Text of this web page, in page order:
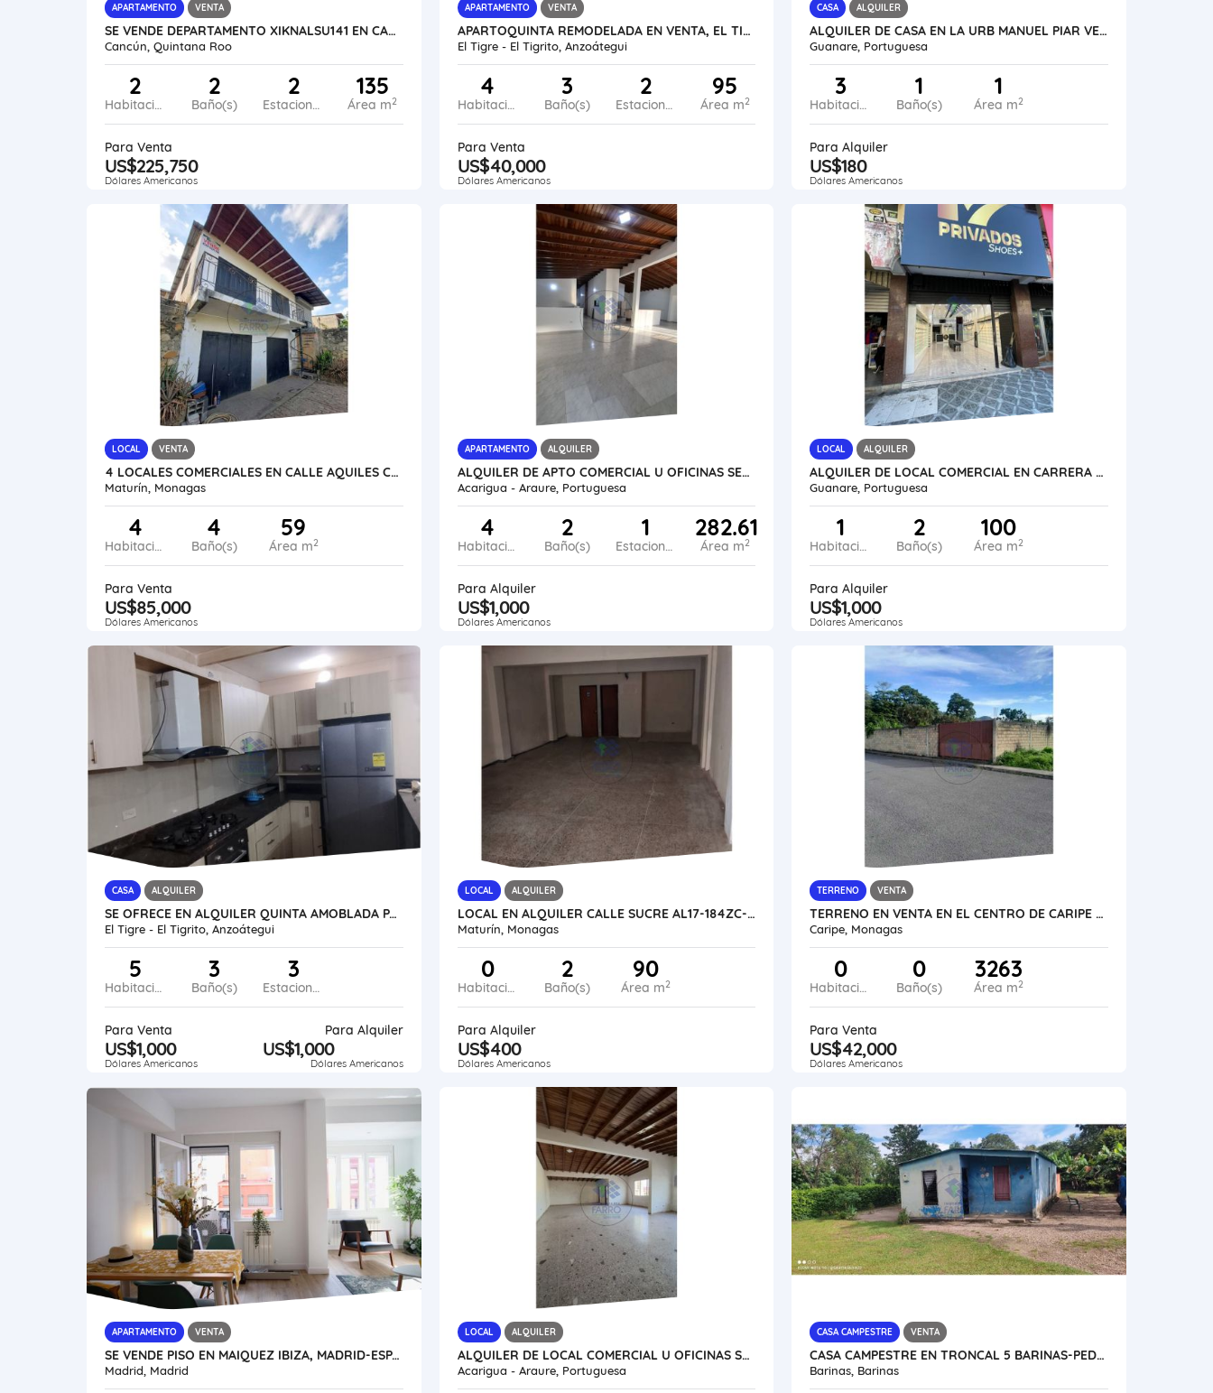
APARTAMENTO VENTA
SE VENDE DEPARTAMENTO XIKNALSU141 EN CANCÚN MÉXICO VE02-415MEX-CO
Cancún, Quintana Roo
2
Habitaciones
2
Baño(s)
2
Estacionamiento
135
Área m2
Para Venta
US$225,750
Dólares Americanos
APARTAMENTO VENTA
APARTOQUINTA REMODELADA EN VENTA, EL TIGRE VE53-0057-SMED
El Tigre - El Tigrito, Anzoátegui
4
Habitaciones
3
Baño(s)
2
Estacionamiento
95
Área m2
Para Venta
US$40,000
Dólares Americanos
CASA ALQUILER
ALQUILER DE CASA EN LA URB MANUEL PIAR VE21-301MP-AMEN
Guanare, Portuguesa
3
Habitaciones
1
Baño(s)
1
Área m2
Para Alquiler
US$180
Dólares Americanos
LOCAL VENTA
4 LOCALES COMERCIALES EN CALLE AQUILES CEDEÑO TIPURO VE13-124ST-LFAJ
Maturín, Monagas
4
Habitaciones
4
Baño(s)
59
Área m2
Para Venta
US$85,000
Dólares Americanos
APARTAMENTO ALQUILER
ALQUILER DE APTO COMERCIAL U OFICINAS SECTOR CENTRO VE24-071SC-RGON
Acarigua - Araure, Portuguesa
4
Habitaciones
2
Baño(s)
1
Estacionamiento
282.61
Área m2
Para Alquiler
US$1,000
Dólares Americanos
LOCAL ALQUILER
ALQUILER DE LOCAL COMERCIAL EN CARRERA 5 ENTRE 9 Y 10 VE21-291CC-JFAK
Guanare, Portuguesa
1
Habitaciones
2
Baño(s)
100
Área m2
Para Alquiler
US$1,000
Dólares Americanos
CASA ALQUILER
SE OFRECE EN ALQUILER QUINTA AMOBLADA PARIAGUAN VE45-262PGUN-JHER
El Tigre - El Tigrito, Anzoátegui
5
Habitaciones
3
Baño(s)
3
Estacionamiento
Para Venta
US$1,000
Dólares Americanos
Para Alquiler
US$1,000
Dólares Americanos
LOCAL ALQUILER
LOCAL EN ALQUILER CALLE SUCRE AL17-184ZC-GGAR
Maturín, Monagas
0
Habitaciones
2
Baño(s)
90
Área m2
Para Alquiler
US$400
Dólares Americanos
TERRENO VENTA
TERRENO EN VENTA EN EL CENTRO DE CARIPE EDO. MONAGAS VE13-086CAR-MDAR
Caripe, Monagas
0
Habitaciones
0
Baño(s)
3263
Área m2
Para Venta
US$42,000
Dólares Americanos
APARTAMENTO VENTA
SE VENDE PISO EN MAIQUEZ IBIZA, MADRID-ESPAÑA VE02-223ES-CO
Madrid, Madrid
LOCAL ALQUILER
ALQUILER DE LOCAL COMERCIAL U OFICINAS SECTOR CENTRO VE24-070SC-RGON
Acarigua - Araure, Portuguesa
CASA CAMPESTRE VENTA
CASA CAMPESTRE EN TRONCAL 5 BARINAS-PEDRAZA VE16-028ER-SSIL
Barinas, Barinas